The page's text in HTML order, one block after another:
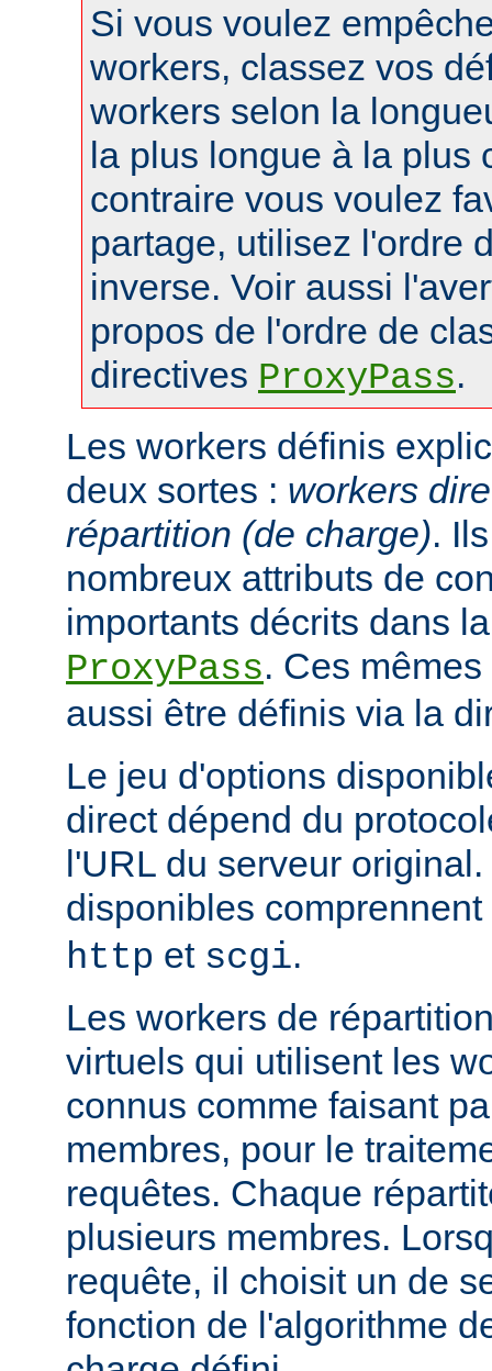
Si vous voulez
workers, classez vos
workers selon la
la plus longue à la plus
contraire vous voulez
partage, utilisez l'ordre
inverse. Voir aussi
propos de l'ordre de
directives ProxyPass.
Les workers définis
deux sortes : workers
répartition (de charge).
nombreux attributs de
importants décrits dans
ProxyPass. Ces
aussi être définis via la
Le jeu d'options
direct dépend du
l'URL du serveur
disponibles comprennent
http et scgi.
Les workers de
virtuels qui utilisent les
connus comme faisant
membres, pour le
requêtes. Chaque
plusieurs membres.
requête, il choisit un de
fonction de l'algorithme